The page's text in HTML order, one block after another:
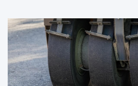
o
d
z
e
n
n